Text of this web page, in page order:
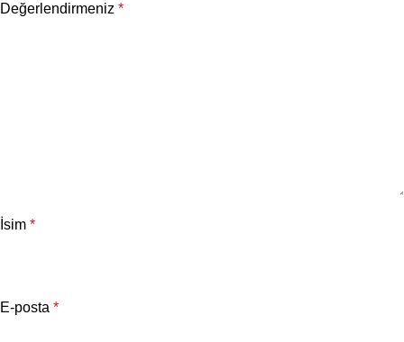
Değerlendirmeniz *
İsim *
E-posta *